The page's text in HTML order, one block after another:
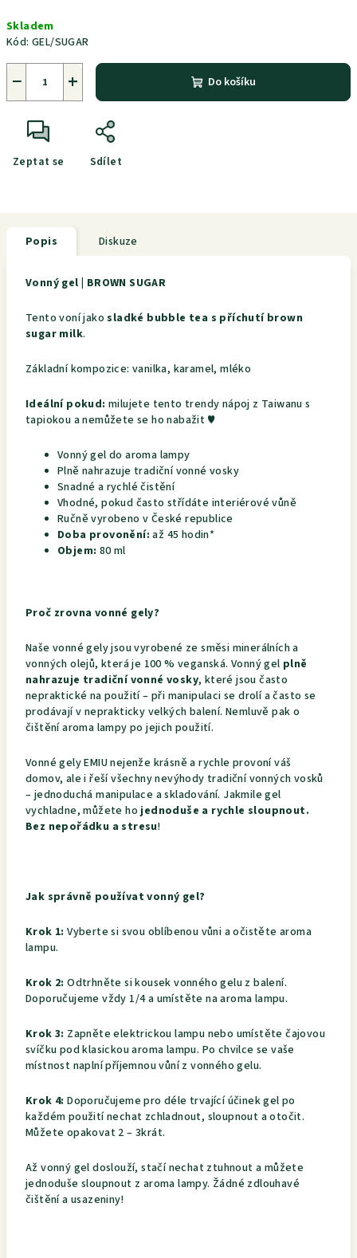
cena:
Skladem
Kód: GEL/SUGAR
+
− Do košíku
Zeptat se Sdílet
Popis Diskuze
Vonný gel | BROWN SUGAR
Tento voní jakosladké bubble tea s příchutí brown
sugar milk.
Základní kompozice: vanilka, karamel, mléko
Ideální pokud: milujete tento trendy nápoj z Taiwanu s
tapiokou a nemůžete se ho nabažit ♥
Vonný gel do aroma lampy
Plně nahrazuje tradiční vonné vosky
Snadné a rychlé čistění
Vhodné, pokud často střídáte interiérové vůně
Ručně vyrobeno v České republice
Doba provonění: až 45 hodin*
Objem: 80 ml
Proč zrovna vonné gely?
Naše vonné gely jsou vyrobené ze směsi minerálních a
vonných olejů, která je 100 % veganská. Vonný gel plně
nahrazuje tradiční vonné vosky, které jsou často
nepraktické na použití – při manipulaci se drolí a často se
prodávají v neprakticky velkých balení. Nemluvě pak o
čištění aroma lampy po jejich použití.
Vonné gely EMIU nejenže krásně a rychle provoní váš
domov, ale i řeší všechny nevýhody tradiční vonných vosků
– jednoduchá manipulace a skladování. Jakmile gel
vychladne, můžete hojednoduše a rychle sloupnout.
Bez nepořádku a stresu!
Jak správně používat vonný gel?
Krok 1: Vyberte si svou oblíbenou vůni a očistěte aroma
lampu.
Krok 2: Odtrhněte si kousek vonného gelu z balení.
Doporučujeme vždy 1/4 a umístěte na aroma lampu.
Krok 3: Zapněte elektrickou lampu nebo umístěte čajovou
svíčku pod klasickou aroma lampu. Po chvilce se vaše
místnost naplní příjemnou vůní z vonného gelu.
Krok 4: Doporučujeme pro déle trvající účinek gel po
každém použití nechat zchladnout, sloupnout a otočit.
Můžete opakovat 2 – 3krát.
Až vonný gel doslouží, stačí nechat ztuhnout a můžete
jednoduše sloupnout z aroma lampy. Žádné zdlouhavé
čištění a usazeniny!